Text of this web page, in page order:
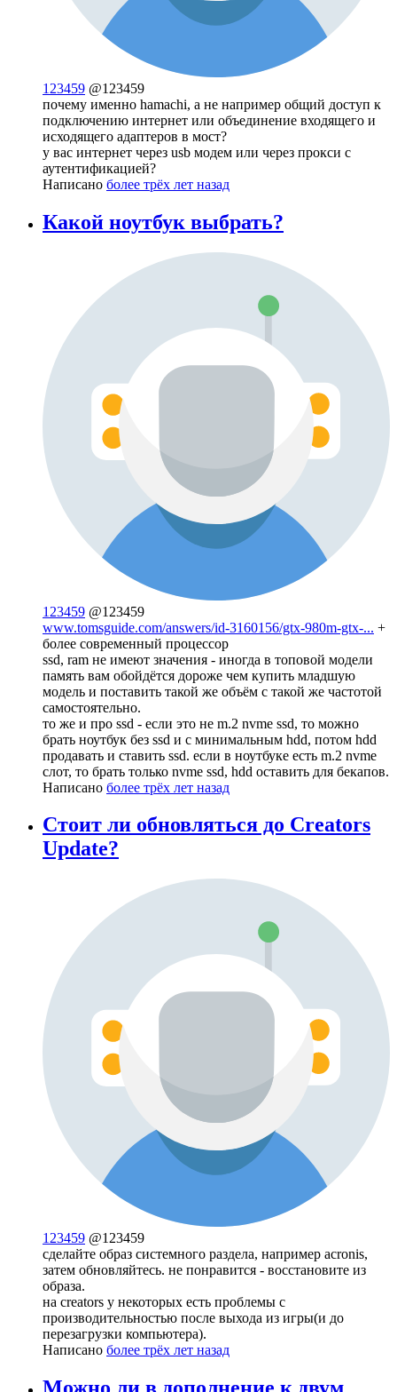
123459 @123459
почему именно hamachi, а не например общий доступ к
подключению интернет или объединение входящего и
исходящего адаптеров в мост?
у вас интернет через usb модем или через прокси с
аутентификацией?
Написано более трёх лет назад
Какой ноутбук выбрать?
123459 @123459
www.tomsguide.com/answers/id-3160156/gtx-980m-gtx-... +
более современный процессор
ssd, ram не имеют значения - иногда в топовой модели
память вам обойдётся дороже чем купить младшую
модель и поставить такой же объём с такой же частотой
самостоятельно.
то же и про ssd - если это не m.2 nvme ssd, то можно
брать ноутбук без ssd и с минимальным hdd, потом hdd
продавать и ставить ssd. если в ноутбуке есть m.2 nvme
слот, то брать только nvme ssd, hdd оставить для бекапов.
Написано более трёх лет назад
Стоит ли обновляться до Creators
Update?
123459 @123459
сделайте образ системного раздела, например acronis,
затем обновляйтесь. не понравится - восстановите из
образа.
на creators у некоторых есть проблемы с
производительностью после выхода из игры(и до
перезагрузки компьютера).
Написано более трёх лет назад